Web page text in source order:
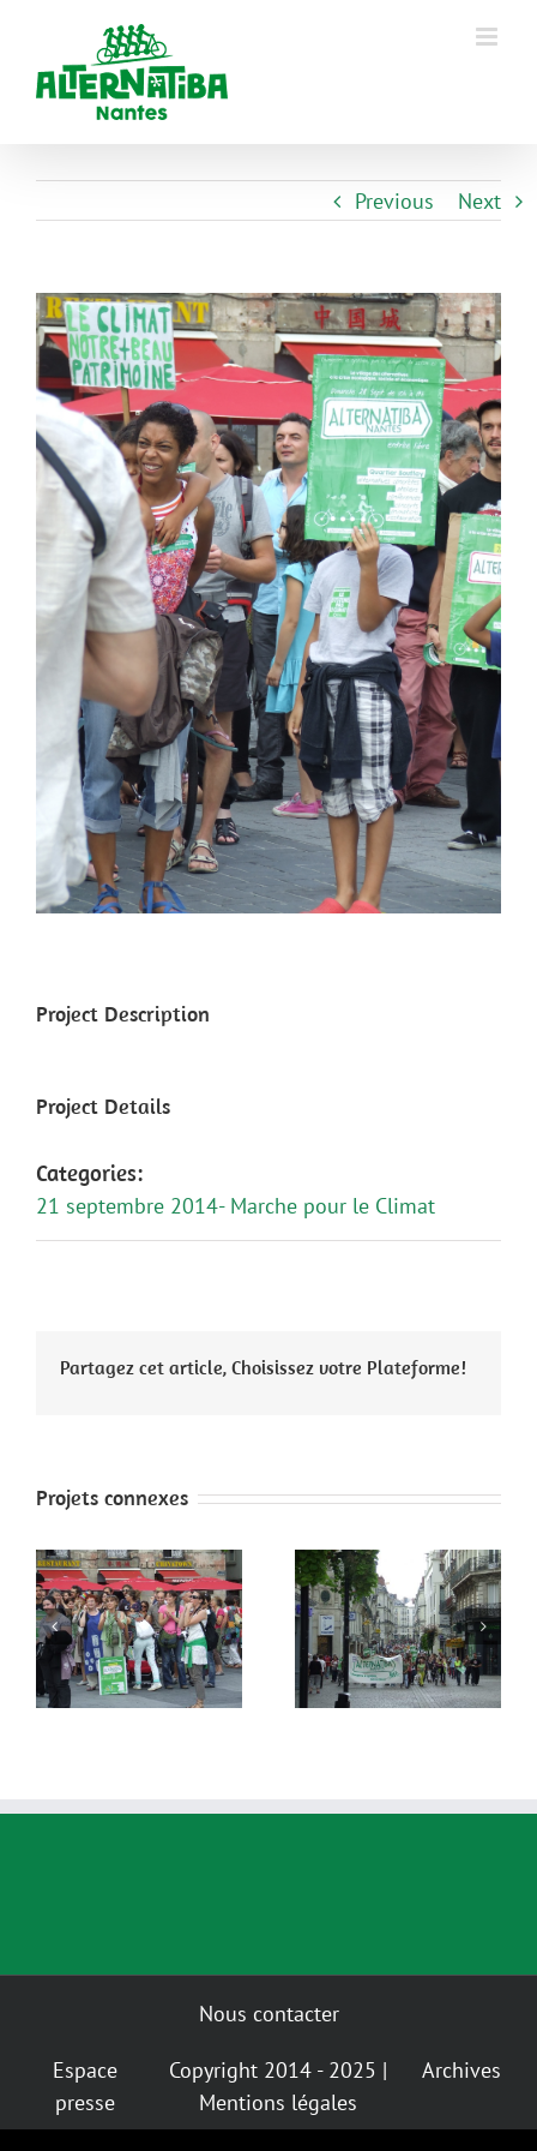
Previous Next
View
Larger
Image
Project Description
Project Details
Categories:
21 septembre 2014- Marche pour le Climat
Partagez cet article, Choisissez votre Plateforme!
Projets connexes
9 8
Nous contacter
Espace
presse
Copyright 2014 - 2025 |
Mentions légales
Archives